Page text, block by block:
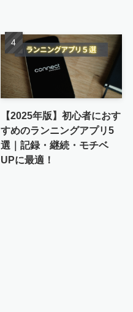
【2025年版】初心者におす
すめのランニングアプリ5
選｜記録・継続・モチベ
UPに最適！